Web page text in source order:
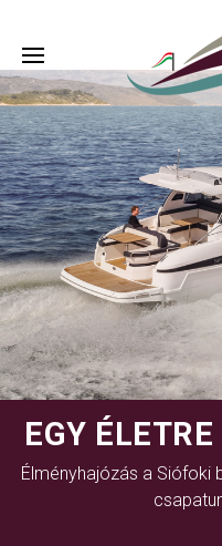
EGY
Élményhajózás a Siófoki